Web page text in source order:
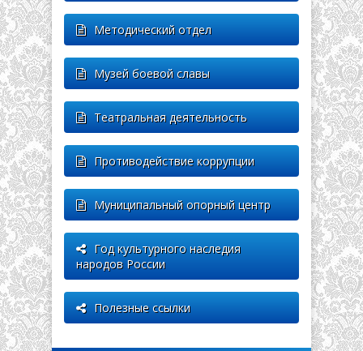
Методический отдел
Музей боевой славы
Театральная деятельность
Противодействие коррупции
Муниципальный опорный центр
Год культурного наследия
народов России
Полезные ссылки